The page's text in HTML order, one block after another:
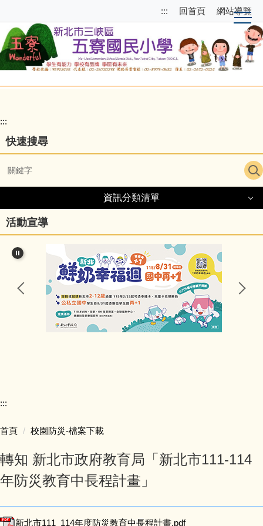
到
主
要
內
容
區
:::
至
方
選
區
回首頁 網站導覽
園
主
選
單
導
:::
快速搜尋
資訊分類清單
資訊分類清單
細說五寮
行政處室
公告訊息
學生活動
獎助學金
活動宣導
:::
首頁 校園防災-檔案下載
轉知 新北市政府教育局「新北市111-114
年防災教育中長程計畫」
新北市111_114年度防災教育中長程計畫.pdf